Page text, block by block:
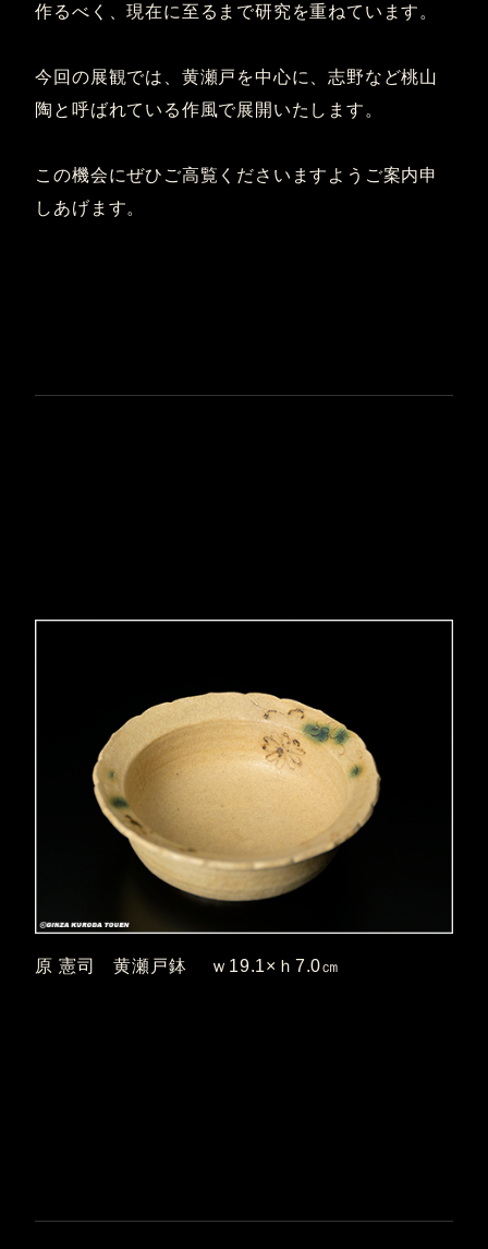
作るべく、現在に至るまで研究を重ねています。
今回の展観では、黄瀬戸を中心に、志野など桃山
陶と呼ばれている作風で展開いたします。
この機会にぜひご高覧くださいますようご案内申
しあげます。
原 憲司 黄瀬戸鉢 ｗ19.1×ｈ7.0㎝